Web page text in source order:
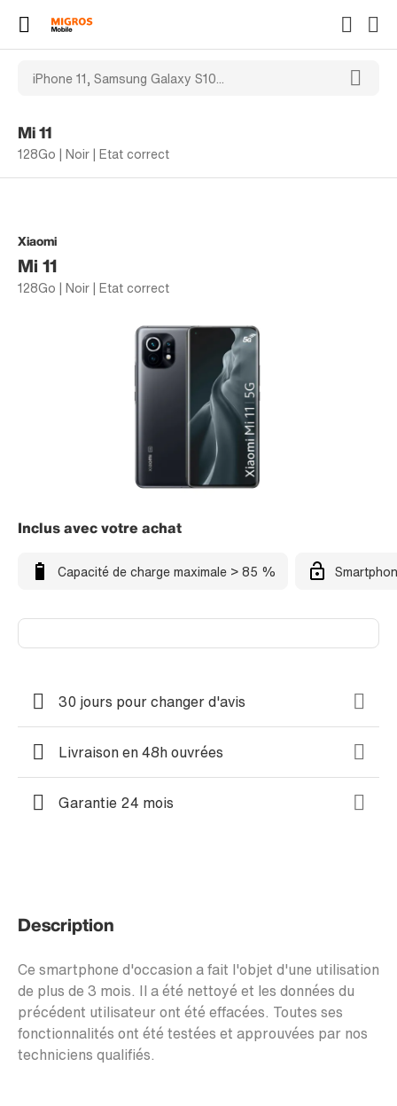
Mi 11
128Go | Noir | Etat correct
Xiaomi
Mi 11
128Go | Noir | Etat correct
Inclus avec votre achat
Capacité de charge maximale > 85 %
30 jours pour changer d'avis
Livraison en 48h ouvrées
Garantie 24 mois
Description
Ce smartphone d'occasion a fait l'objet d'une utilisation
de plus de 3 mois. Il a été nettoyé et les données du
précédent utilisateur ont été effacées. Toutes ses
fonctionnalités ont été testées et approuvées par nos
techniciens qualifiés.